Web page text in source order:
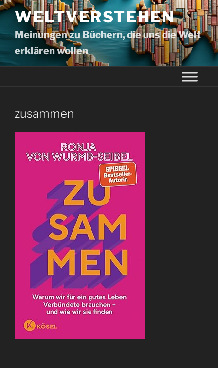
WELTVERSTEHEN
Meinungen zu Büchern, die uns die Welt
erklären wollen
zusammen